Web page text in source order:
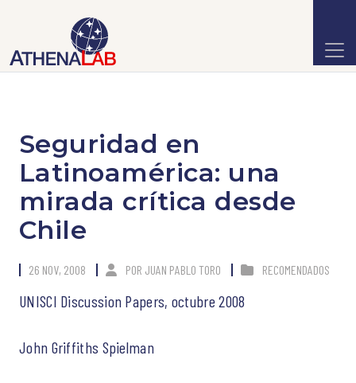
Seguridad en
Latinoamérica: una
mirada crítica desde
Chile
26 NOV, 2008 POR JUAN PABLO TORO RECOMENDADOS
UNISCI Discussion Papers, octubre 2008
John Griffiths Spielman